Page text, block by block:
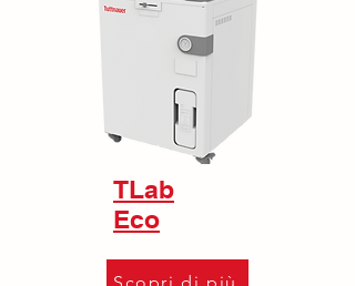
TLab
Eco
Scopri di più